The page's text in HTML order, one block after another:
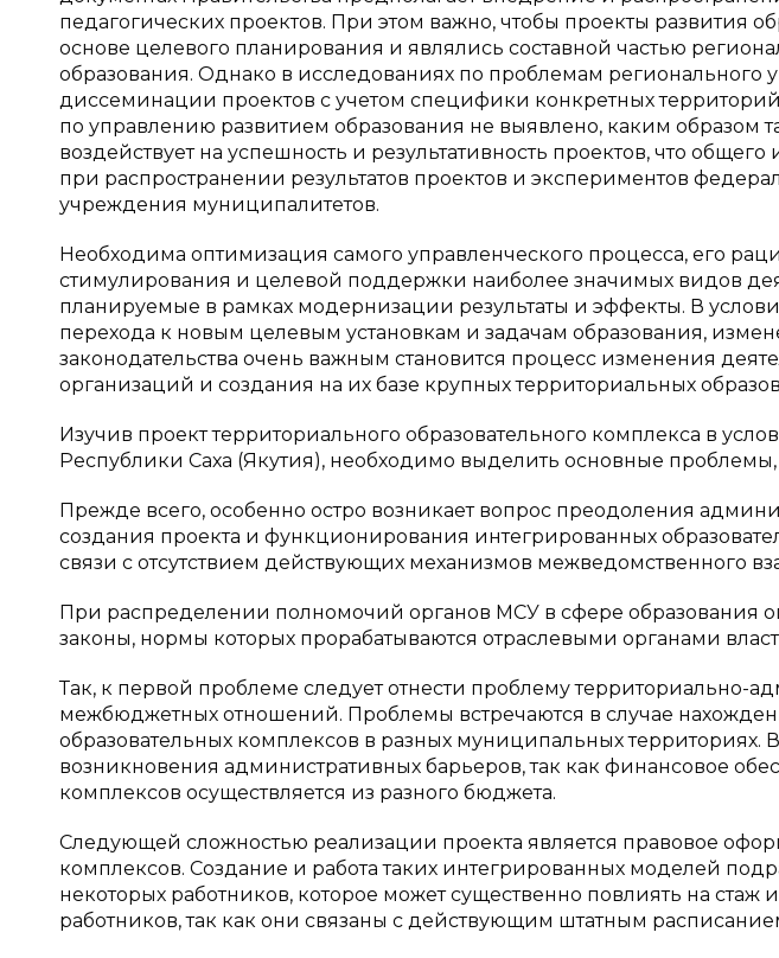
педагогических проектов. При этом важно, чтобы проекты развития
основе целевого планирования и являлись составной частью
образования. Однако в исследованиях по проблемам регионального
диссеминации проектов с учетом специфики конкретных территорий
по управлению развитием образования не выявлено, каким образом
воздействует на успешность и результативность проектов, что
при распространении результатов проектов и экспериментов
учреждения муниципалитетов.
Необходима оптимизация самого управленческого процесса, его
стимулирования и целевой поддержки наиболее значимых видов
планируемые в рамках модернизации результаты и эффекты. В
перехода к новым целевым установкам и задачам образования,
законодательства очень важным становится процесс изменения
организаций и создания на их базе крупных территориальных
Изучив проект территориального образовательного комплекса в
Республики Саха (Якутия), необходимо выделить основные
Прежде всего, особенно остро возникает вопрос преодоления
создания проекта и функционирования интегрированных
связи с отсутствием действующих механизмов межведомственного
При распределении полномочий органов МСУ в сфере образования
законы, нормы которых прорабатываются отраслевыми органами
Так, к первой проблеме следует отнести проблему территориально-
межбюджетных отношений. Проблемы встречаются в случае
образовательных комплексов в разных муниципальных территориях.
возникновения административных барьеров, так как финансовое
комплексов осуществляется из разного бюджета.
Следующей сложностью реализации проекта является правовое
комплексов. Создание и работа таких интегрированных моделей
некоторых работников, которое может существенно повлиять на стаж
работников, так как они связаны с действующим штатным